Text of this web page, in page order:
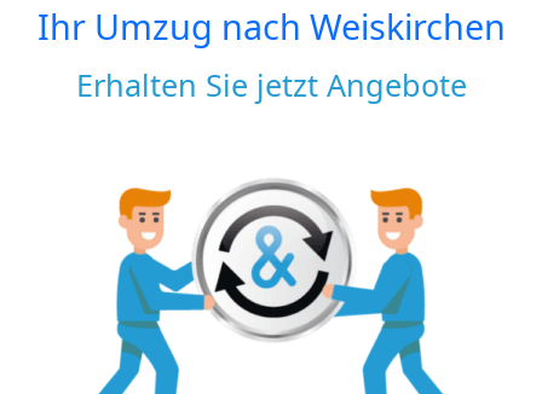
Ihr Umzug nach Weiskirchen
Erhalten Sie jetzt Angebote